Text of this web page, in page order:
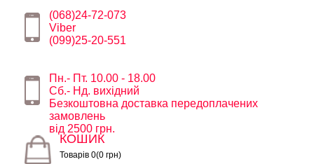
(068)24-72-073
Viber
(099)25-20-551
Пн.- Пт. 10.00 - 18.00
Сб.- Нд. вихідний
Безкоштовна доставка передоплачених
замовлень
від 2500 грн.
КОШИК
Товарів 0(0 грн)